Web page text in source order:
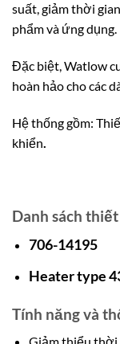
suất, giảm thời
phẩm và ứng dụng.
Đặc biệt, Watlow
hoàn hảo cho các
Hệ thống gồm:
khiển.
Danh sách
706-14195
Heater type
Tính năng và